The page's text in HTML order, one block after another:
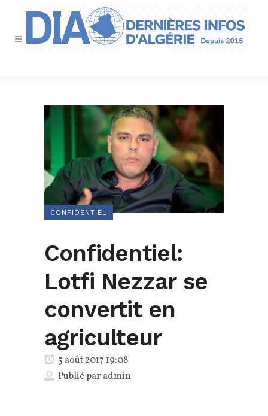
CONFIDENTIEL
Confidentiel:
Lotfi Nezzar se
convertit en
agriculteur
5 août 2017 19:08
Publié paradmin